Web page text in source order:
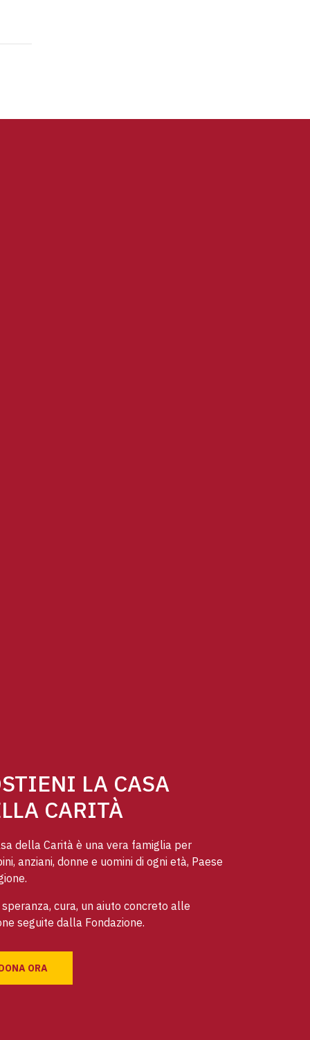
LA CASA
CARITÀ
della Carità è una vera famiglia per
anziani, donne e uomini di ogni età, Paese
speranza, cura, un aiuto concreto alle
seguite dalla Fondazione.
ORA